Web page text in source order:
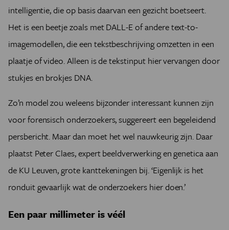
intelligentie, die op basis daarvan een gezicht boetseert.
Het is een beetje zoals met DALL-E of andere text-to-
imagemodellen, die een tekstbeschrijving omzetten in een
plaatje of video. Alleen is de tekstinput hier vervangen door
stukjes en brokjes DNA.
Zo’n model zou weleens bijzonder interessant kunnen zijn
voor forensisch onderzoekers, suggereert een begeleidend
persbericht. Maar dan moet het wel nauwkeurig zijn. Daar
plaatst Peter Claes, expert beeldverwerking en genetica aan
de KU Leuven, grote kanttekeningen bij. ‘Eigenlijk is het
ronduit gevaarlijk wat de onderzoekers hier doen.’
Een paar millimeter is véél